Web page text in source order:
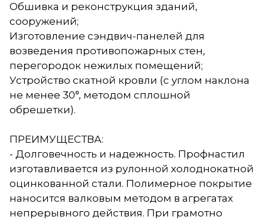
Обшивка и реконструкция зданий,
сооружений;
Изготовление сэндвич-панелей для
возведения противопожарных стен,
перегородок нежилых помещений;
Устройство скатной кровли (с углом наклона
не менее 30°, методом сплошной
обрешетки).
ПРЕИМУЩЕСТВА:
- Долговечность и надежность. Профнастил
изготавливается из рулонной холоднокатной
оцинкованной стали. Полимерное покрытие
наносится валковым методом в агрегатах
непрерывного действия. При грамотно